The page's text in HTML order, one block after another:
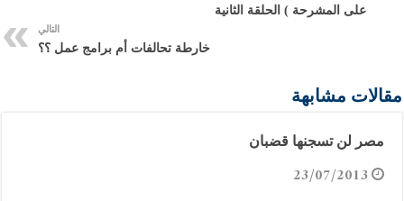
على المشرحة ) الحلقة الثانية
التالي
خارطة تحالفات أم برامج عمل ؟؟
مقالات مشابهة
مصر لن تسجنها قضبان
23/07/2013